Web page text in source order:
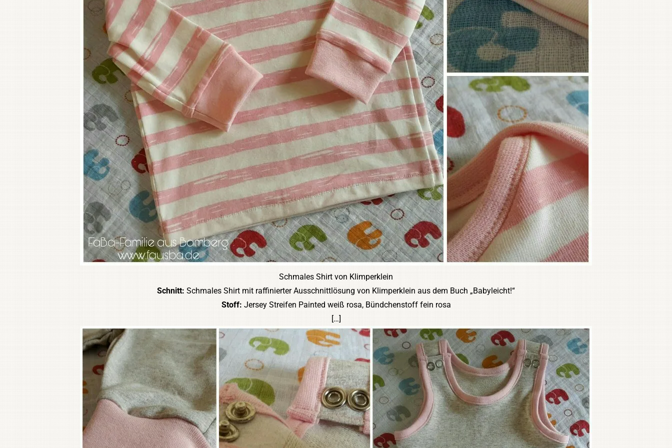
Schmales Shirt von Klimperklein
Schnitt: Schmales Shirt mit raffinierter Ausschnittlösung von Klimperklein aus dem Buch „Babyleicht!“
Stoff: Jersey Streifen Painted weiß rosa, Bündchenstoff fein rosa
[…]